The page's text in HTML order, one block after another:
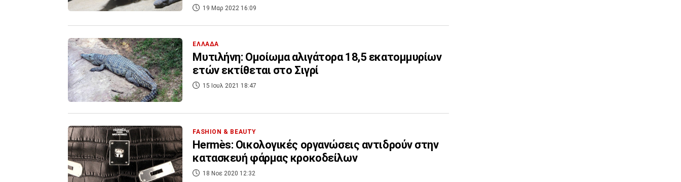
19 Μαρ 2022 16:09
ΕΛΛΑΔΑ
Μυτιλήνη: Ομοίωμα αλιγάτορα 18,5 εκατομμυρίων
ετών εκτίθεται στο Σιγρί
15 Ιουλ 2021 18:47
FASHION & BEAUTY
Hermès: Οικολογικές οργανώσεις αντιδρούν στην
κατασκευή φάρμας κροκοδείλων
18 Νοε 2020 12:32